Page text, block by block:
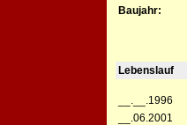
Baujahr:
Lebenslauf
__.__.1996
__.06.2001